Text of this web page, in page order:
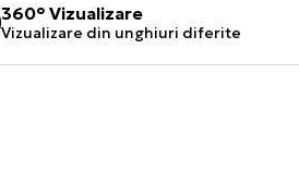
360° Vizualizare
Vizualizare din unghiuri diferite